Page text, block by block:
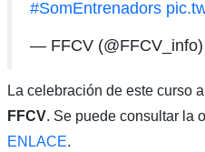
#SomEntrenadors
— FFCV (@FFCV_info)
La celebración de este curso
FFCV. Se puede consultar la
ENLACE.